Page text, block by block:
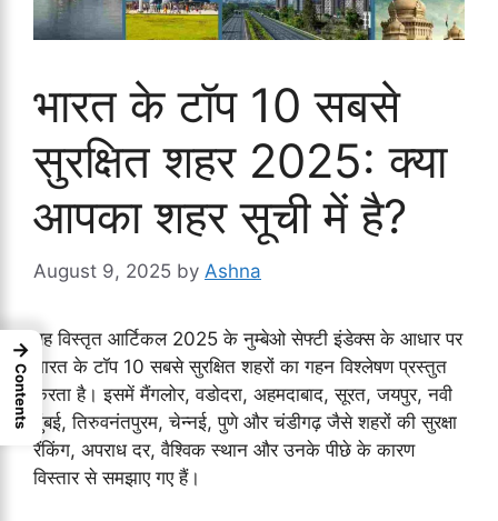
भारत के टॉप 10 सबसे
सुरक्षित शहर 2025: क्या
आपका शहर सूची में है?
August 9, 2025 by Ashna
यह विस्तृत आर्टिकल 2025 के नुम्बेओ सेफ्टी इंडेक्स के आधार पर
भारत के टॉप 10 सबसे सुरक्षित शहरों का गहन विश्लेषण प्रस्तुत
करता है। इसमें मैंगलोर, वडोदरा, अहमदाबाद, सूरत, जयपुर, नवी
मुंबई, तिरुवनंतपुरम, चेन्नई, पुणे और चंडीगढ़ जैसे शहरों की सुरक्षा
रैंकिंग, अपराध दर, वैश्विक स्थान और उनके पीछे के कारण
विस्तार से समझाए गए हैं।
→
Contents